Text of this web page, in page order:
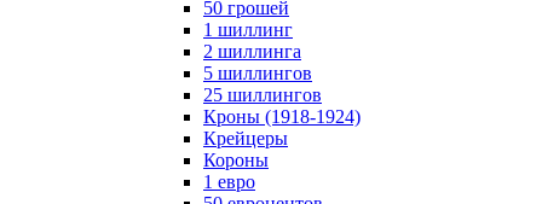
50 грошей
1 шиллинг
2 шиллинга
5 шиллингов
25 шиллингов
Кроны (1918-1924)
Крейцеры
Короны
1 евро